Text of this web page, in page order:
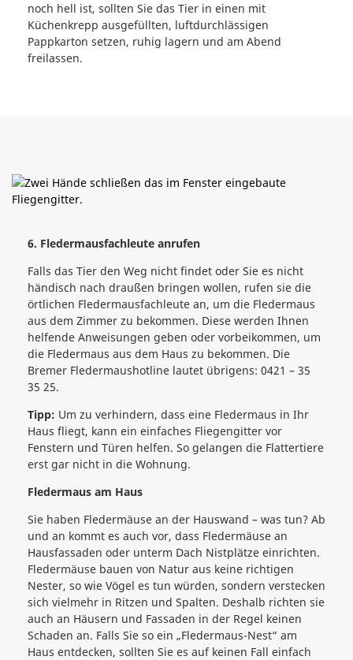
noch hell ist, sollten Sie das Tier in einen mit
Küchenkrepp ausgefüllten, luftdurchlässigen
Pappkarton setzen, ruhig lagern und am Abend
freilassen.
6. Fledermausfachleute anrufen
Falls das Tier den Weg nicht findet oder Sie es nicht
händisch nach draußen bringen wollen, rufen sie die
örtlichen Fledermausfachleute an, um die Fledermaus
aus dem Zimmer zu bekommen. Diese werden Ihnen
helfende Anweisungen geben oder vorbeikommen, um
die Fledermaus aus dem Haus zu bekommen. Die
Bremer Fledermaushotline lautet übrigens: 0421 – 35
35 25.
Tipp: Um zu verhindern, dass eine Fledermaus in Ihr
Haus fliegt, kann ein einfaches Fliegengitter vor
Fenstern und Türen helfen. So gelangen die Flattertiere
erst gar nicht in die Wohnung.
Fledermaus am Haus
Sie haben Fledermäuse an der Hauswand – was tun? Ab
und an kommt es auch vor, dass Fledermäuse an
Hausfassaden oder unterm Dach Nistplätze einrichten.
Fledermäuse bauen von Natur aus keine richtigen
Nester, so wie Vögel es tun würden, sondern verstecken
sich vielmehr in Ritzen und Spalten. Deshalb richten sie
auch an Häusern und Fassaden in der Regel keinen
Schaden an. Falls Sie so ein „Fledermaus-Nest“ am
Haus entdecken, sollten Sie es auf keinen Fall einfach